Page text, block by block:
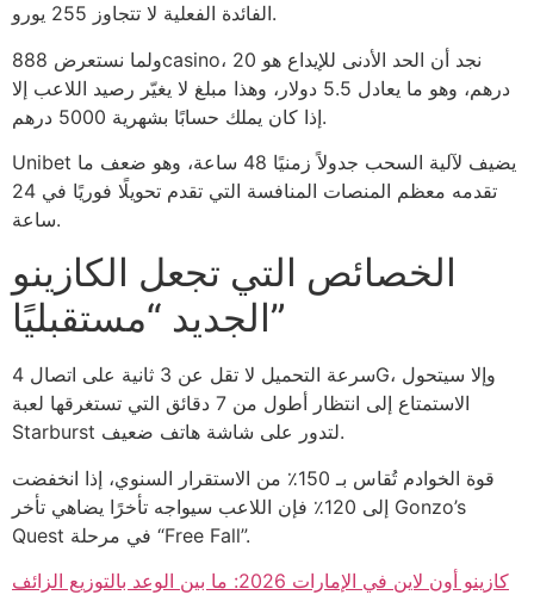
الفائدة الفعلية لا تتجاوز 255 يورو.
ولما نستعرض 888casino، نجد أن الحد الأدنى للإيداع هو 20
درهم، وهو ما يعادل 5.5 دولار، وهذا مبلغ لا يغيّر رصيد اللاعب إلا
إذا كان يملك حسابًا بشهرية 5000 درهم.
Unibet يضيف لآلية السحب جدولاً زمنيًا 48 ساعة، وهو ضعف ما
تقدمه معظم المنصات المنافسة التي تقدم تحويلًا فوريًا في 24
ساعة.
الخصائص التي تجعل الكازينو
الجديد “مستقبليًا”
سرعة التحميل لا تقل عن 3 ثانية على اتصال 4G، وإلا سيتحول
الاستمتاع إلى انتظار أطول من 7 دقائق التي تستغرقها لعبة
Starburst لتدور على شاشة هاتف ضعيف.
قوة الخوادم تُقاس بـ 150٪ من الاستقرار السنوي، إذا انخفضت
إلى 120٪ فإن اللاعب سيواجه تأخرًا يضاهي تأخر Gonzo’s
Quest في مرحلة “Free Fall”.
كازينو أون لاين في الإمارات 2026: ما بين الوعد بالتوزيع الزائف